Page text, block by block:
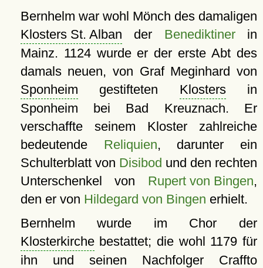
Bernhelm war wohl Mönch des damaligen
Klosters St. Alban der Benediktinerin
Mainz. 1124 wurde er der erste Abt des
damals neuen, von Graf Meginhard von
Sponheim gestifteten Klostersin
Sponheim bei Bad Kreuznach. Er
verschaffte seinem Kloster zahlreiche
bedeutende Reliquien, darunter ein
Schulterblatt von Disibod und den rechten
Unterschenkel von Rupert von Bingen,
den er von Hildegard von Bingen erhielt.
Bernhelm wurde im Chor der
Klosterkirchebestattet; die wohl 1179 für
ihn und seinen Nachfolger Craffto